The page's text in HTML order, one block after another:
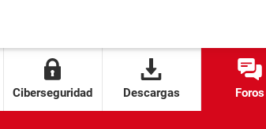
Ciberseguridad Descargas Foros